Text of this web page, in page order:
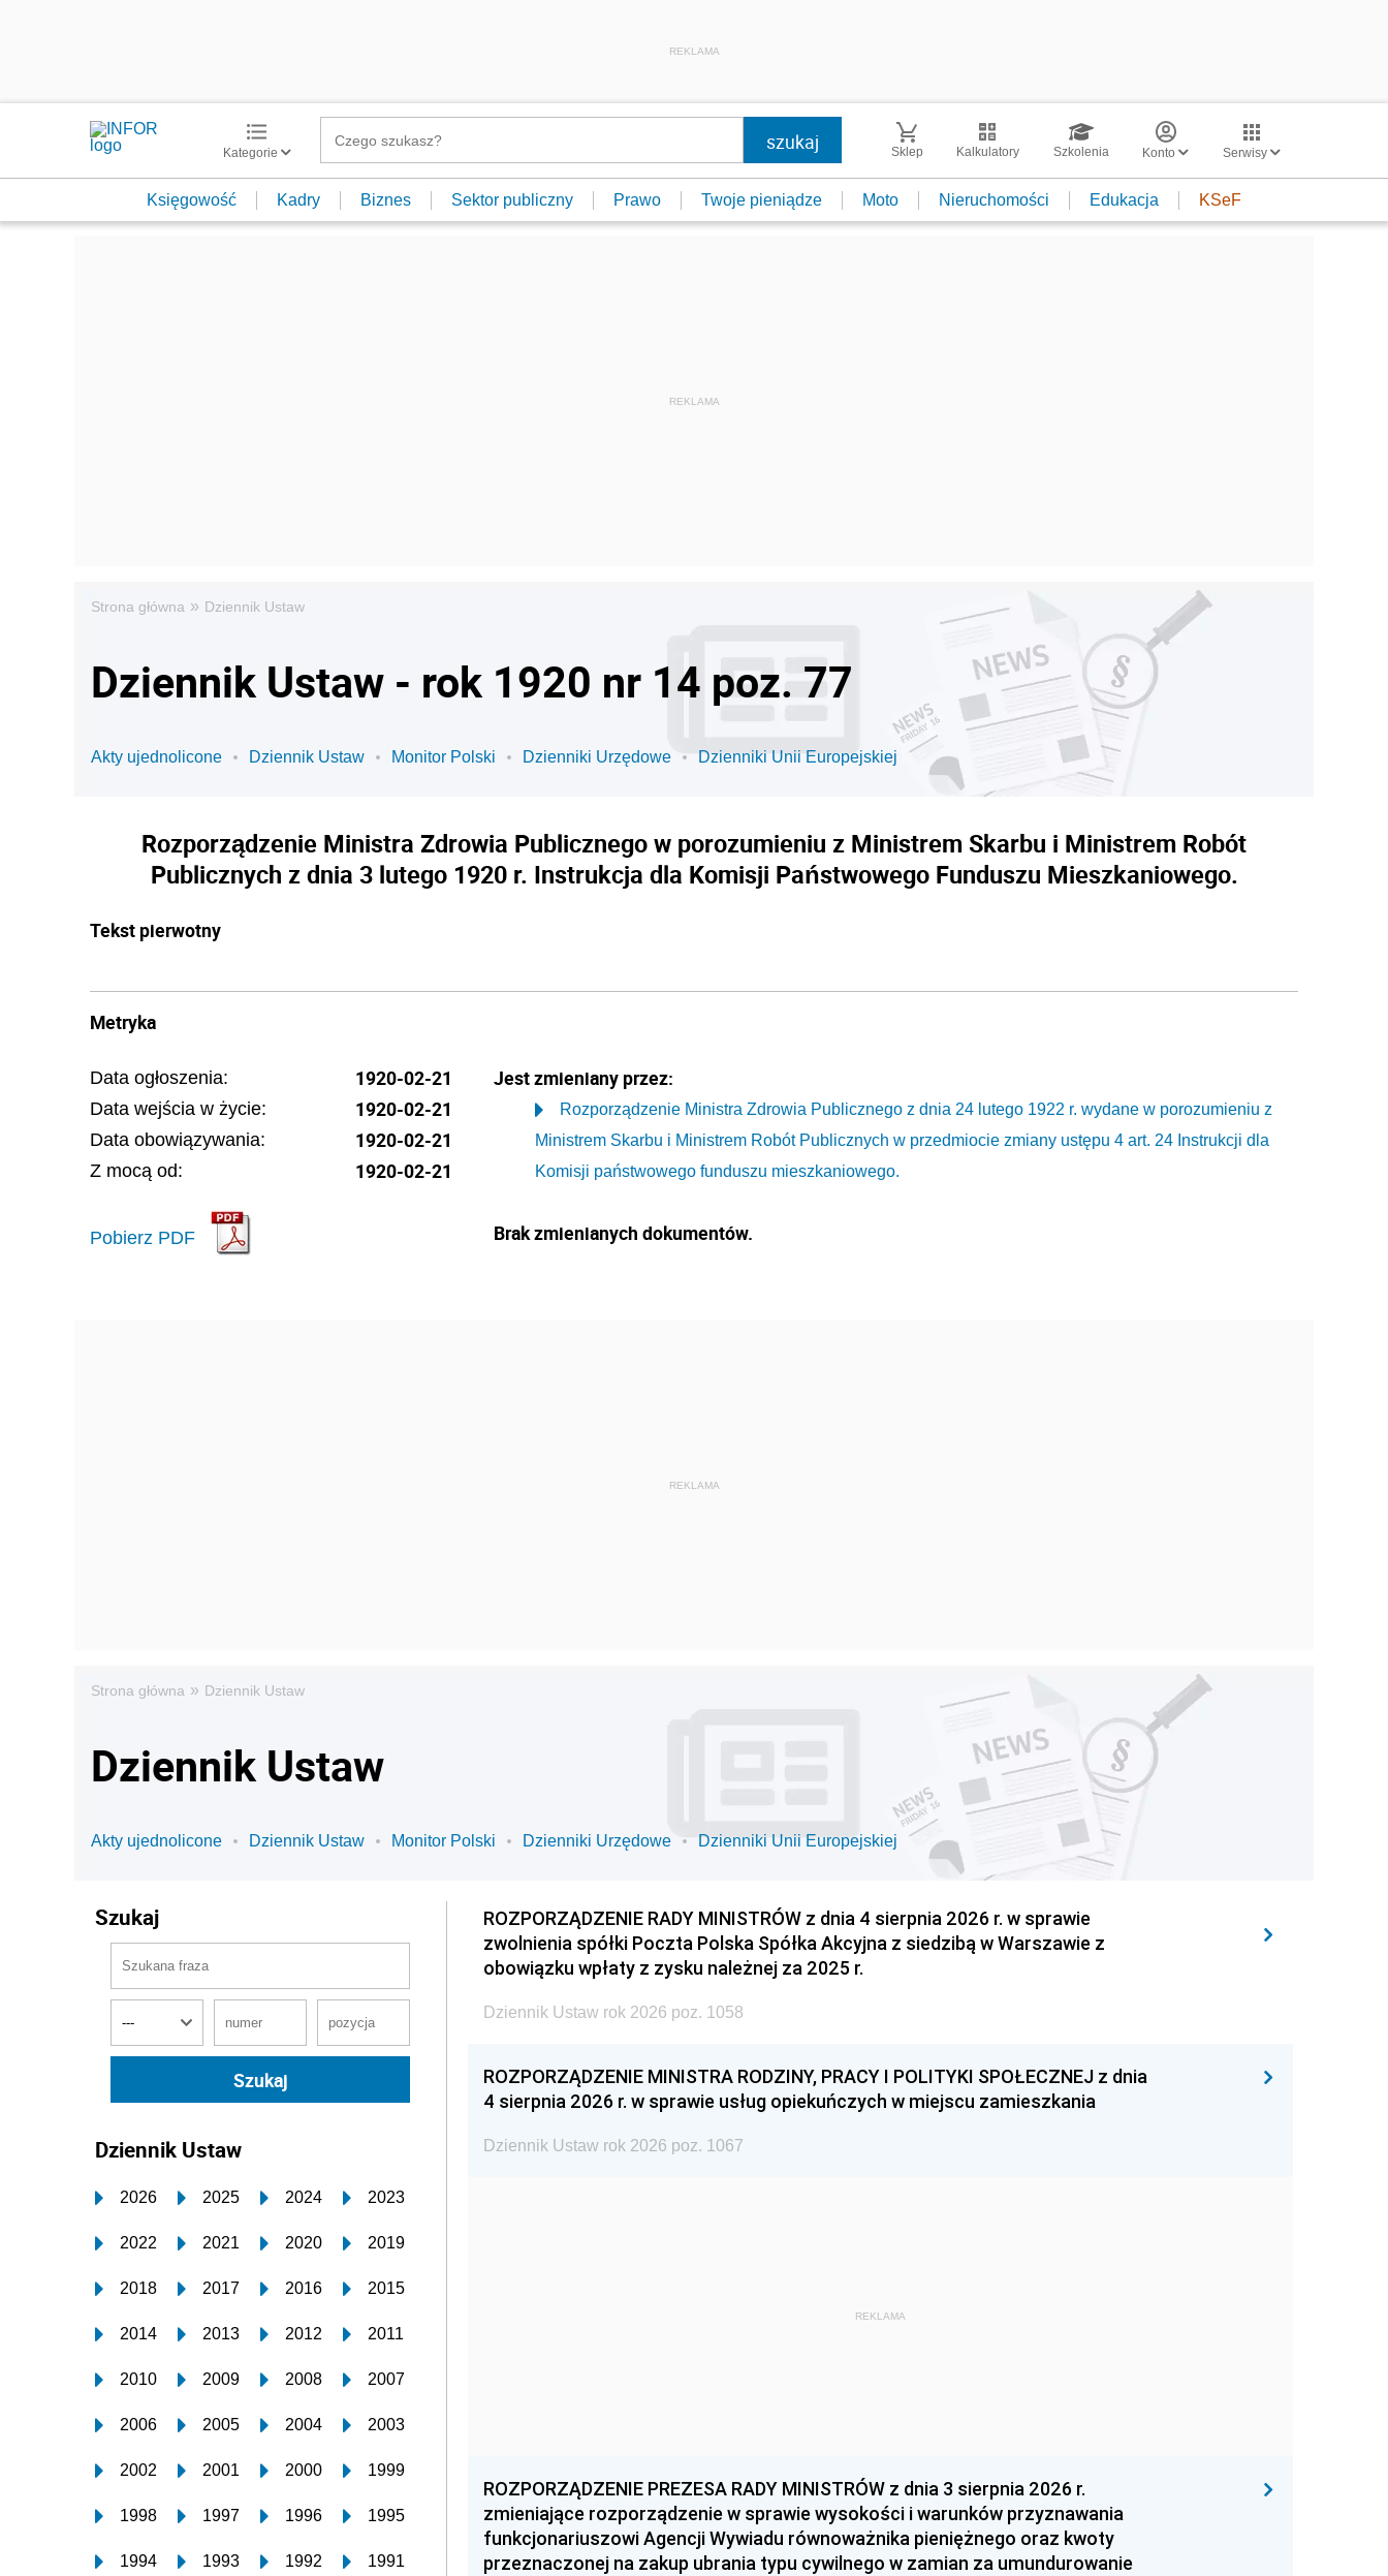
REKLAMA
Kategorie Sklep Kalkulatory Szkolenia Konto Serwisy
Księgowość Kadry Biznes Sektor publiczny Prawo Twoje pieniądze Moto Nieruchomości Edukacja KSeF
Strona główna » Dziennik Ustaw
Dziennik Ustaw - rok 1920 nr 14 poz. 77
Akty ujednolicone Dziennik Ustaw Monitor Polski Dzienniki Urzędowe Dzienniki Unii Europejskiej
Rozporządzenie Ministra Zdrowia Publicznego w porozumieniu z Ministrem Skarbu i Ministrem Robót
Publicznych z dnia 3 lutego 1920 r. Instrukcja dla Komisji Państwowego Funduszu Mieszkaniowego.
Tekst pierwotny
Metryka
Data ogłoszenia: 1920-02-21
Data wejścia w życie: 1920-02-21
Data obowiązywania: 1920-02-21
Z mocą od: 1920-02-21
Pobierz PDF
Jest zmieniany przez:
Rozporządzenie Ministra Zdrowia Publicznego z dnia 24 lutego 1922 r. wydane w porozumieniu z
Ministrem Skarbu i Ministrem Robót Publicznych w przedmiocie zmiany ustępu 4 art. 24 Instrukcji dla
Komisji państwowego funduszu mieszkaniowego.
Brak zmienianych dokumentów.
Strona główna » Dziennik Ustaw
Dziennik Ustaw
Akty ujednolicone Dziennik Ustaw Monitor Polski Dzienniki Urzędowe Dzienniki Unii Europejskiej
Szukaj
Dziennik Ustaw
2026 2025 2024 2023
2022 2021 2020 2019
2018 2017 2016 2015
2014 2013 2012 2011
2010 2009 2008 2007
2006 2005 2004 2003
2002 2001 2000 1999
1998 1997 1996 1995
1994 1993 1992 1991
ROZPORZĄDZENIE RADY MINISTRÓW z dnia 4 sierpnia 2026 r. w sprawie
zwolnienia spółki Poczta Polska Spółka Akcyjna z siedzibą w Warszawie z
obowiązku wpłaty z zysku należnej za 2025 r.
Dziennik Ustaw rok 2026 poz. 1058
ROZPORZĄDZENIE MINISTRA RODZINY, PRACY I POLITYKI SPOŁECZNEJ z dnia
4 sierpnia 2026 r. w sprawie usług opiekuńczych w miejscu zamieszkania
Dziennik Ustaw rok 2026 poz. 1067
REKLAMA
ROZPORZĄDZENIE PREZESA RADY MINISTRÓW z dnia 3 sierpnia 2026 r.
zmieniające rozporządzenie w sprawie wysokości i warunków przyznawania
funkcjonariuszowi Agencji Wywiadu równoważnika pieniężnego oraz kwoty
przeznaczonej na zakup ubrania typu cywilnego w zamian za umundurowanie